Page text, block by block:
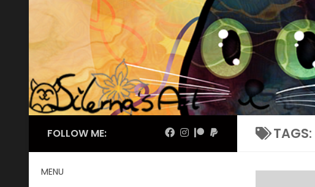
Skip to content
TAGS:
FOLLOW ME:
MENU